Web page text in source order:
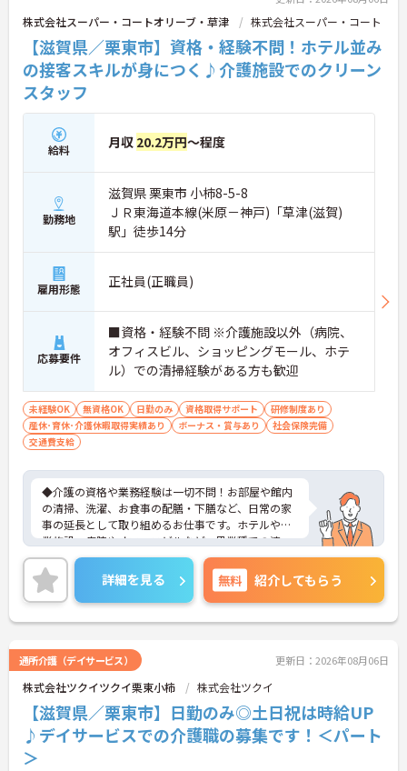
風通しが良くとてもあたたかい雰囲気の職場です。
また、「もっとこうしたら良くなるかも！」という
現場の小さなアイデアを大切にしており、入社1日
目から誰でもいくつでも提案できる「フジキャタ提
案」制度があり、毎月役員がすべての提案に目を通
します。自分の気づきが実際のサービス向上につな
がるため、やりがいを持って仕事に取り組めます。
株式会社スーパー・コートオリーブ・草津 株式会社スーパー・コート
【滋賀県／栗東市】資格・経験不問！ホテル並み
の接客スキルが身につく♪介護施設でのクリーン
スタッフ
給料 月収 20.2万円～程度
勤務地
滋賀県 栗東市 小柿8-5-8
ＪＲ東海道本線(米原－神戸)「草津(滋賀)
駅」徒歩14分
雇用形態 正社員(正職員)
応募要件
■資格・経験不問 ※介護施設以外（病院、
オフィスビル、ショッピングモール、ホテ
ル）での清掃経験がある方も歓迎
未経験OK 無資格OK 日勤のみ 資格取得サポート
研修制度あり
産休･育休･介護休暇取得実績あり
ボーナス・賞与あり
社会保険完備
交通費支給
◆介護の資格や業務経験は一切不問！お部屋や館内
の清掃、洗濯、お食事の配膳・下膳など、日常の家
事の延長として取り組めるお仕事です。ホテルや商
業施設、病院やオフィスビルなど、異業種での清
掃・クリーニング経験がある方もスキルを存分に活
かしてご活躍いただけます。
◆安定の正社員雇用で、賞与年2回や最大5万円の通
勤手当、食事補助など待遇面がしっかり整っていま
す。入社後の丁寧なOJT研修に加え、資格取得支援
ップアップを目指せる環境です。
詳細を見る 無料 紹介してもらう
通所介護（デイサービス） 更新日：2026年08月06日
株式会社ツクイツクイ栗東小柿 株式会社ツクイ
【滋賀県／栗東市】日勤のみ◎土日祝は時給UP
♪デイサービスでの介護職の募集です！＜パート
＞